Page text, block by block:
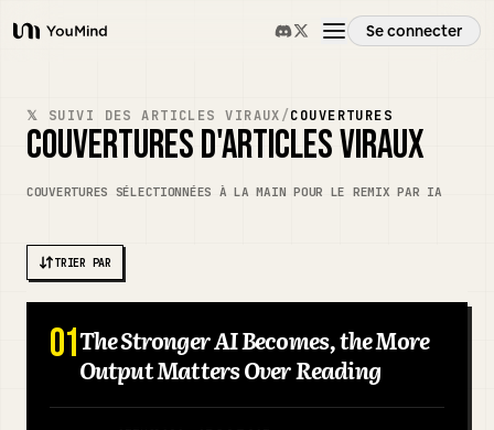
YouMind
Se connecter
Compétences
𝕏 SUIVI DES ARTICLES VIRAUX/COUVERTURES
COUVERTURES D'ARTICLES VIRAUX
COUVERTURES SÉLECTIONNÉES À LA MAIN POUR LE REMIX PAR IA
TRIER PAR
01The Stronger AI Becomes, the More
Output Matters Over Reading